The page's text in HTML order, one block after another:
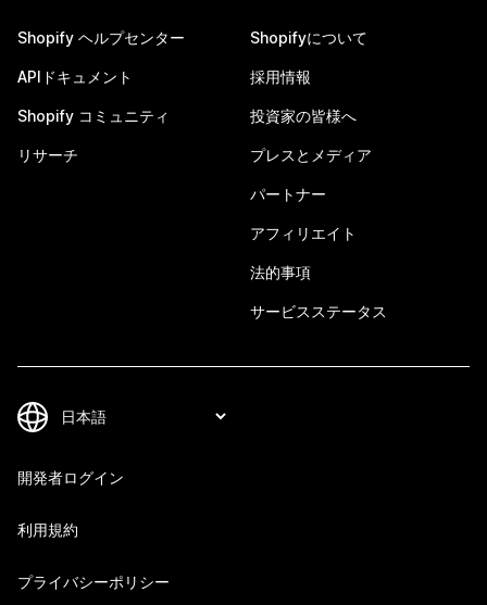
Shopify ヘルプセンター
APIドキュメント
Shopify コミュニティ
リサーチ
Shopifyについて
採用情報
投資家の皆様へ
プレスとメディア
パートナー
アフィリエイト
法的事項
サービスステータス
開発者ログイン
利用規約
プライバシーポリシー